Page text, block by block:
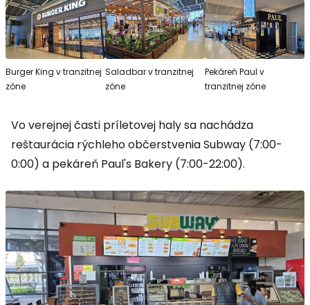
Burger King v tranzitnej
zóne
Saladbar v tranzitnej
zóne
Pekáreň Paul v
tranzitnej zóne
Vo verejnej časti príletovej haly sa nachádza
reštaurácia rýchleho občerstvenia Subway (7:00-
0:00) a pekáreň Paul's Bakery (7:00-22:00).